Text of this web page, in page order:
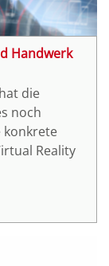
Handwerk
die
noch
konkrete
Reality